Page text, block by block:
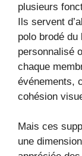
plusieurs
Ils servent
polo brodé
personnalisé
chaque
événements,
cohésion
Mais ces
une